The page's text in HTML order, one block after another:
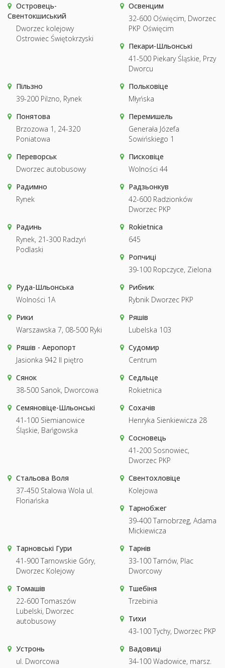
Островець-
Свентокшиський
Dworzec kolejowy
Ostrowiec Świętokrzyski
Освенцим
32-600 Oświęcim, Dworzec
PKP Oświęcim
Пекари-Шльонські
41-500 Piekary Śląskie, Przy
Dworcu
Пільзно
39-200 Pilzno, Rynek
Польковіце
Młyńska
Понятова
Brzozowa 1, 24-320
Poniatowa
Перемишель
Generała Józefa
Sowińskiego 1
Переворськ
Dworzec autobusowy
Писковіце
Wolności 44
Радимно
Rynek
Радзьонкув
42-600 Radzionków
Dworzec PKP
Радинь
Rynek, 21-300 Radzyń
Podlaski
Rokietnica
645
Ропчиці
39-100 Ropczyce, Zielona
Руда-Шльонська
Wolności 1A
Рибник
Rybnik Dworzec PKP
Рики
Warszawska 7, 08-500 Ryki
Ряшів
Lubelska 103
Ряшів - Аеропорт
Jasionka 942 II piętro
Судомир
Centrum
Сянок
38-500 Sanok, Dworcowa
Седльце
Rokietnica
Семяновіце-Шльонські
41-100 Siemianowice
Śląskie, Bańgowska
Сохачів
Henryka Sienkiewicza 28
Сосновець
41-200 Sosnowiec,
Dworzec PKP
Стальова Воля
37-450 Stalowa Wola ul.
Floriańska
Свентохловіце
Kolejowa
Тарнобжег
39-400 Tarnobrzeg, Adama
Mickiewicza
Тарновські Гури
41-900 Tarnowskie Góry,
Dworzec Kolejowy
Тарнів
33-100 Tarnów, Plac
Dworcowy
Томашів
22-600 Tomaszów
Lubelski, Dworzec
autobusowy
Тшебіня
Trzebinia
Тихи
43-100 Tychy, Dworzec PKP
Устронь
ul. Dworcowa
Вадовиці
34-100 Wadowice, marsz.